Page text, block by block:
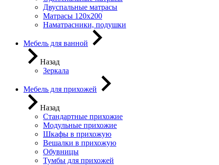
Двуспальные матрасы
Матрасы 120х200
Наматрасники, подушки
Мебель для ванной
Назад
Зеркала
Мебель для прихожей
Назад
Стандартные прихожие
Модульные прихожие
Шкафы в прихожую
Вешалки в прихожую
Обувницы
Тумбы для прихожей